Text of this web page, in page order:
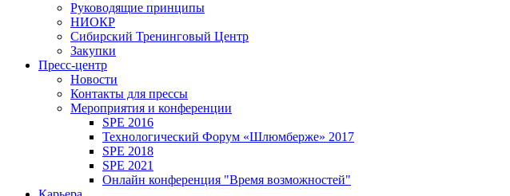
Руководящие принципы
НИОКР
Сибирский Тренинговый Центр
Закупки
Пресс-центр
Новости
Контакты для прессы
Мероприятия и конференции
SPE 2016
Технологический Форум «Шлюмберже» 2017
SPE 2018
SPE 2021
Онлайн конференция "Время возможностей"